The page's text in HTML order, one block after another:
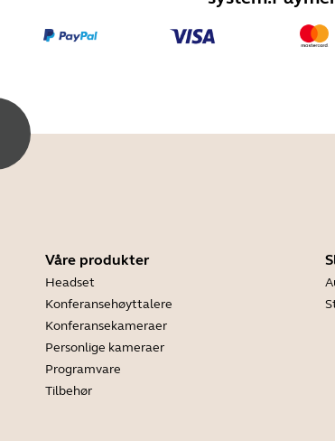
Våre produkter
Headset
Konferansehøyttalere
Konferansekameraer
Personlige kameraer
Programvare
Tilbehør